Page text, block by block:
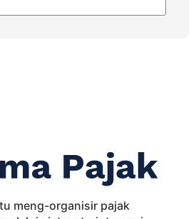
meng-organisir pajak